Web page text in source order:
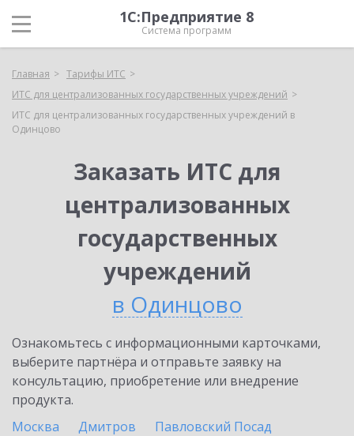
1С:Предприятие 8
Система программ
Главная
Тарифы ИТС
ИТС для централизованных государственных учреждений
ИТС для централизованных государственных учреждений в
Одинцово
Заказать ИТС для
централизованных
государственных
учреждений
в Одинцово
Ознакомьтесь с информационными карточками,
выберите партнёра и отправьте заявку на
консультацию, приобретение или внедрение
продукта.
Москва
Дмитров
Павловский Посад